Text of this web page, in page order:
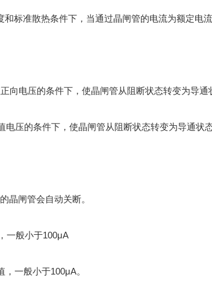
准散热条件下，当通过晶闸管的电流为额定电
电压的条件下，使晶闸管从阻断状态转变为导通
的条件下，使晶闸管从阻断状态转变为导通状
闸管会自动关断。
一般小于100μA
一般小于100μA。